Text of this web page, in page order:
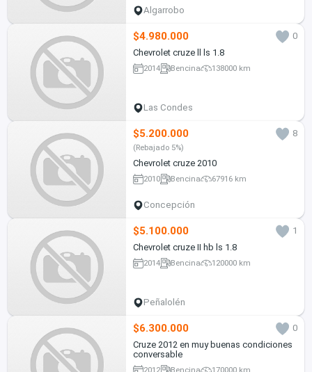
Algarrobo
$4.980.000
0
Chevrolet cruze ll ls 1.8
2014 Bencina 138000 km
Las Condes
$5.200.000 8
(Rebajado 5%)
Chevrolet cruze 2010
2010 Bencina 67916 km
Concepción
$5.100.000
1
Chevrolet cruze II hb ls 1.8
2014 Bencina 120000 km
Peñalolén
$6.300.000
0
Cruze 2012 en muy buenas condiciones
conversable
2012 Bencina 170000 km